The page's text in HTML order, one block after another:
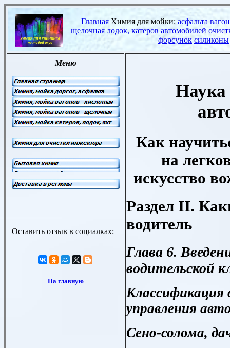
Наука
Как
на
искусство
Раздел II.
водитель
Глава 6.
водительской
Классификация
управления
Сено-солома,